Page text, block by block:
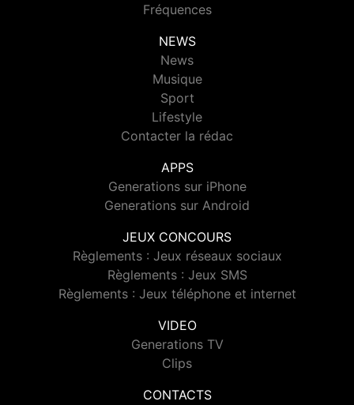
Fréquences
NEWS
News
Musique
Sport
Lifestyle
Contacter la rédac
APPS
Generations sur iPhone
Generations sur Android
JEUX CONCOURS
Règlements : Jeux réseaux sociaux
Règlements : Jeux SMS
Règlements : Jeux téléphone et internet
VIDEO
Generations TV
Clips
CONTACTS